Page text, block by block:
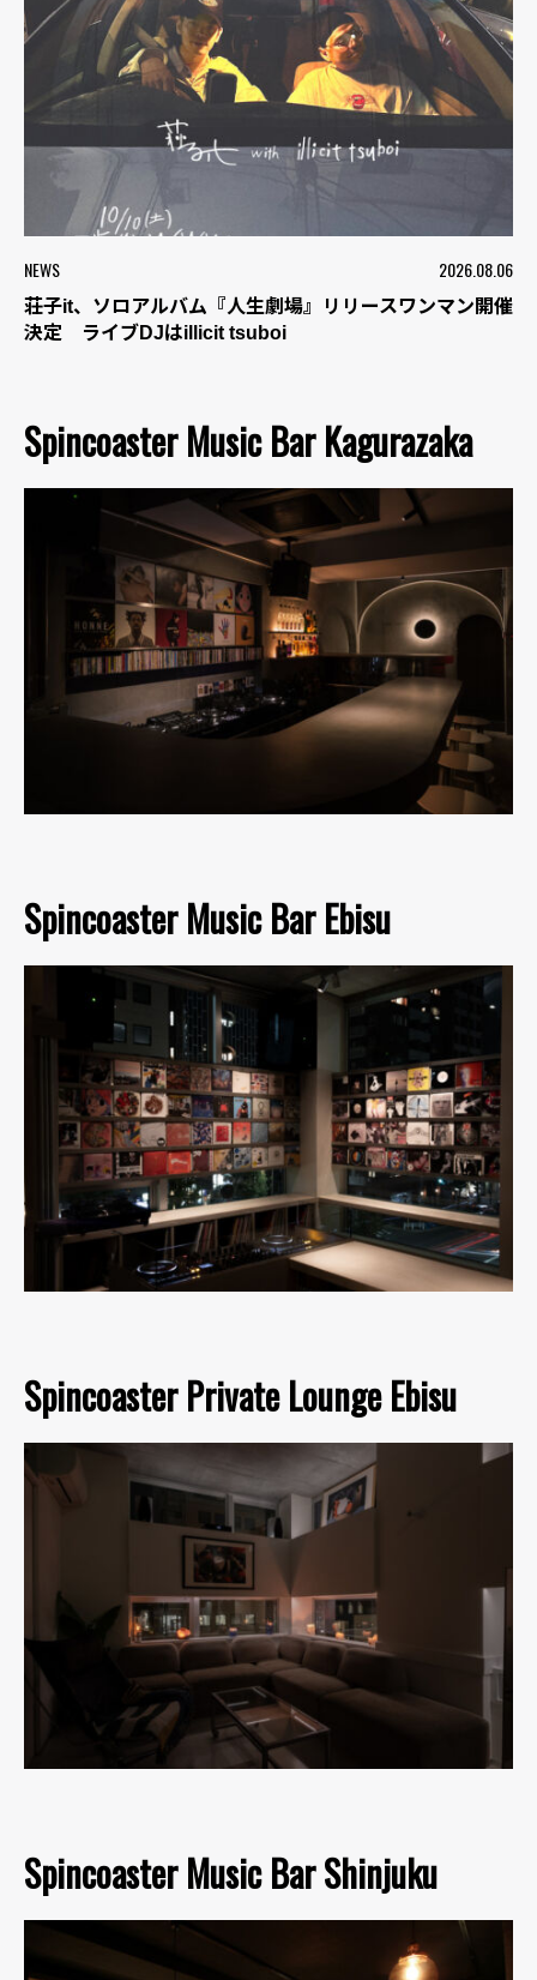
NEWS 2026.08.06
荘子it、ソロアルバム『人生劇場』リリースワンマン開催
決定 ライブDJはillicit tsuboi
Spincoaster Music Bar Kagurazaka
Spincoaster Music Bar Ebisu
Spincoaster Private Lounge Ebisu
Spincoaster Music Bar Shinjuku